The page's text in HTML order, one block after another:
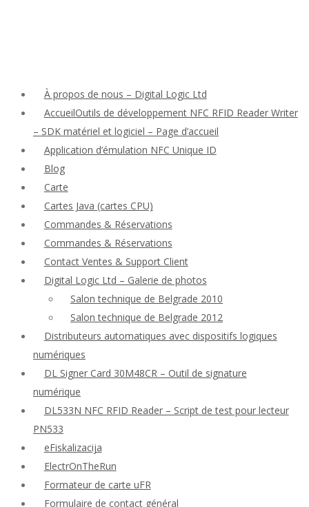
À propos de nous – Digital Logic Ltd
AccueilOutils de développement NFC RFID Reader Writer
– SDK matériel et logiciel – Page d’accueil
Application d’émulation NFC Unique ID
Blog
Carte
Cartes Java (cartes CPU)
Commandes & Réservations
Commandes & Réservations
Contact Ventes & Support Client
Digital Logic Ltd – Galerie de photos
Salon technique de Belgrade 2010
Salon technique de Belgrade 2012
Distributeurs automatiques avec dispositifs logiques
numériques
DL Signer Card 30M48CR – Outil de signature
numérique
DL533N NFC RFID Reader – Script de test pour lecteur
PN533
eFiskalizacija
ElectrOnTheRun
Formateur de carte uFR
Formulaire de contact général